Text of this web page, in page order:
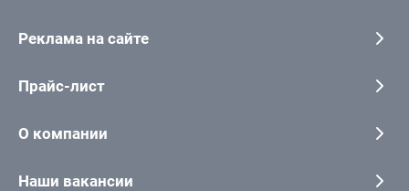
Реклама на сайте
Прайс-лист
О компании
Наши вакансии